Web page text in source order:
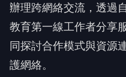
辦理跨網絡交流，透過
教育第一線工作者分享
同探討合作模式與資源
護網絡。